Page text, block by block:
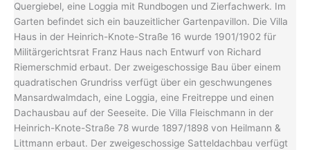
Quergiebel, eine Loggia mit Rundbogen und Zierfachwerk. Im
Garten befindet sich ein bauzeitlicher Gartenpavillon. Die Villa
Haus in der Heinrich-Knote-Straße 16 wurde 1901/1902 für
Militärgerichtsrat Franz Haus nach Entwurf von Richard
Riemerschmid erbaut. Der zweigeschossige Bau über einem
quadratischen Grundriss verfügt über ein geschwungenes
Mansardwalmdach, eine Loggia, eine Freitreppe und einen
Dachausbau auf der Seeseite. Die Villa Fleischmann in der
Heinrich-Knote-Straße 78 wurde 1897/1898 von Heilmann &
Littmann erbaut. Der zweigeschossige Satteldachbau verfügt